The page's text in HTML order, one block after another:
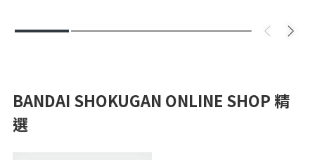
BANDAI SHOKUGAN ONLINE SHOP 精
選